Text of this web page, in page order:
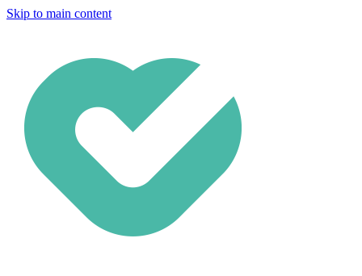
Skip to main content